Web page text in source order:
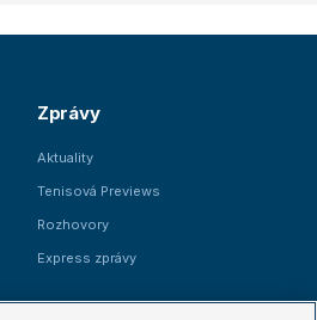
Zprávy
Aktuality
Tenisová Previews
Rozhovory
Express zprávy